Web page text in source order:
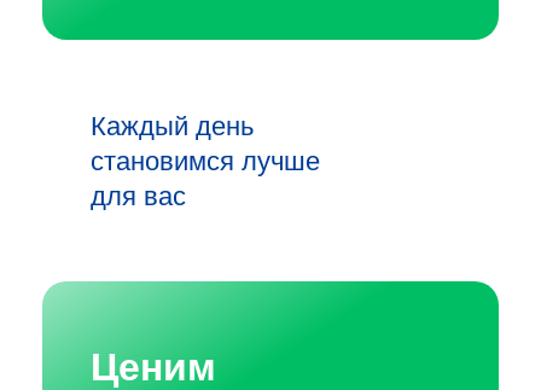
Каждый день
становимся лучше
для вас
Ценим